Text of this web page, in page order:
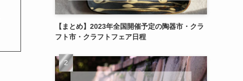
【まとめ】2023年全国開催予定の陶器市・クラ
フト市・クラフトフェア日程